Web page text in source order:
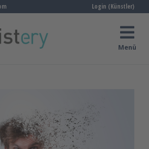
Login (Künstler)
Menü